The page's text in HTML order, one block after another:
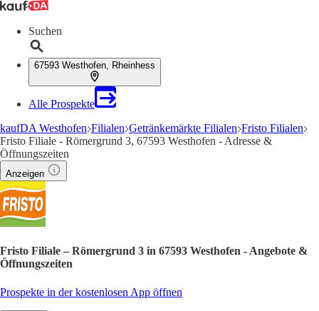
Suchen
67593 Westhofen, Rheinhess
Alle Prospekte
kaufDA Westhofen Filialen Getränkemärkte Filialen Fristo Filialen
Fristo Filiale - Römergrund 3, 67593 Westhofen - Adresse &
Öffnungszeiten
Anzeigen
Fristo Filiale – Römergrund 3 in 67593 Westhofen - Angebote &
Öffnungszeiten
Prospekte in der kostenlosen App öffnen